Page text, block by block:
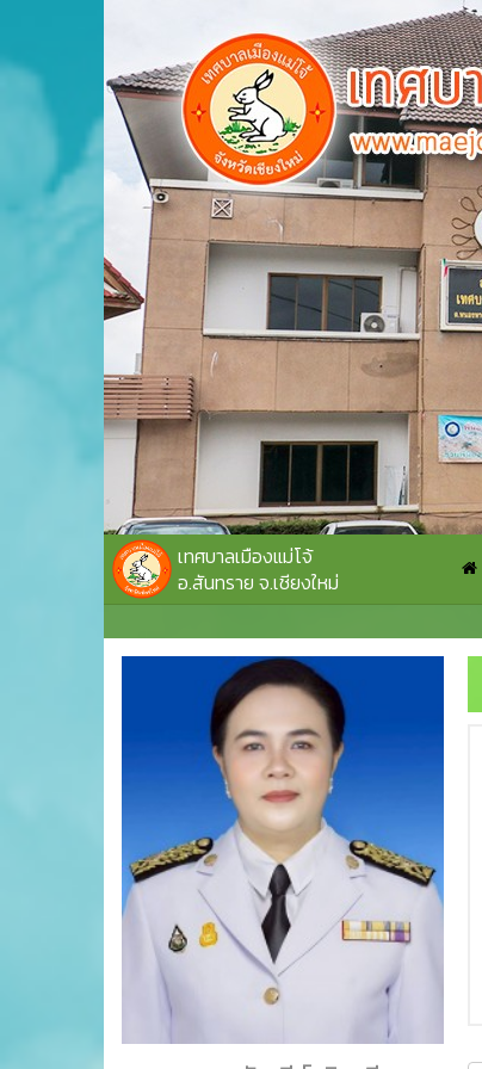
เทศบาลเมืองแม่โจ้
อ.สันทราย จ.เชียงใหม่